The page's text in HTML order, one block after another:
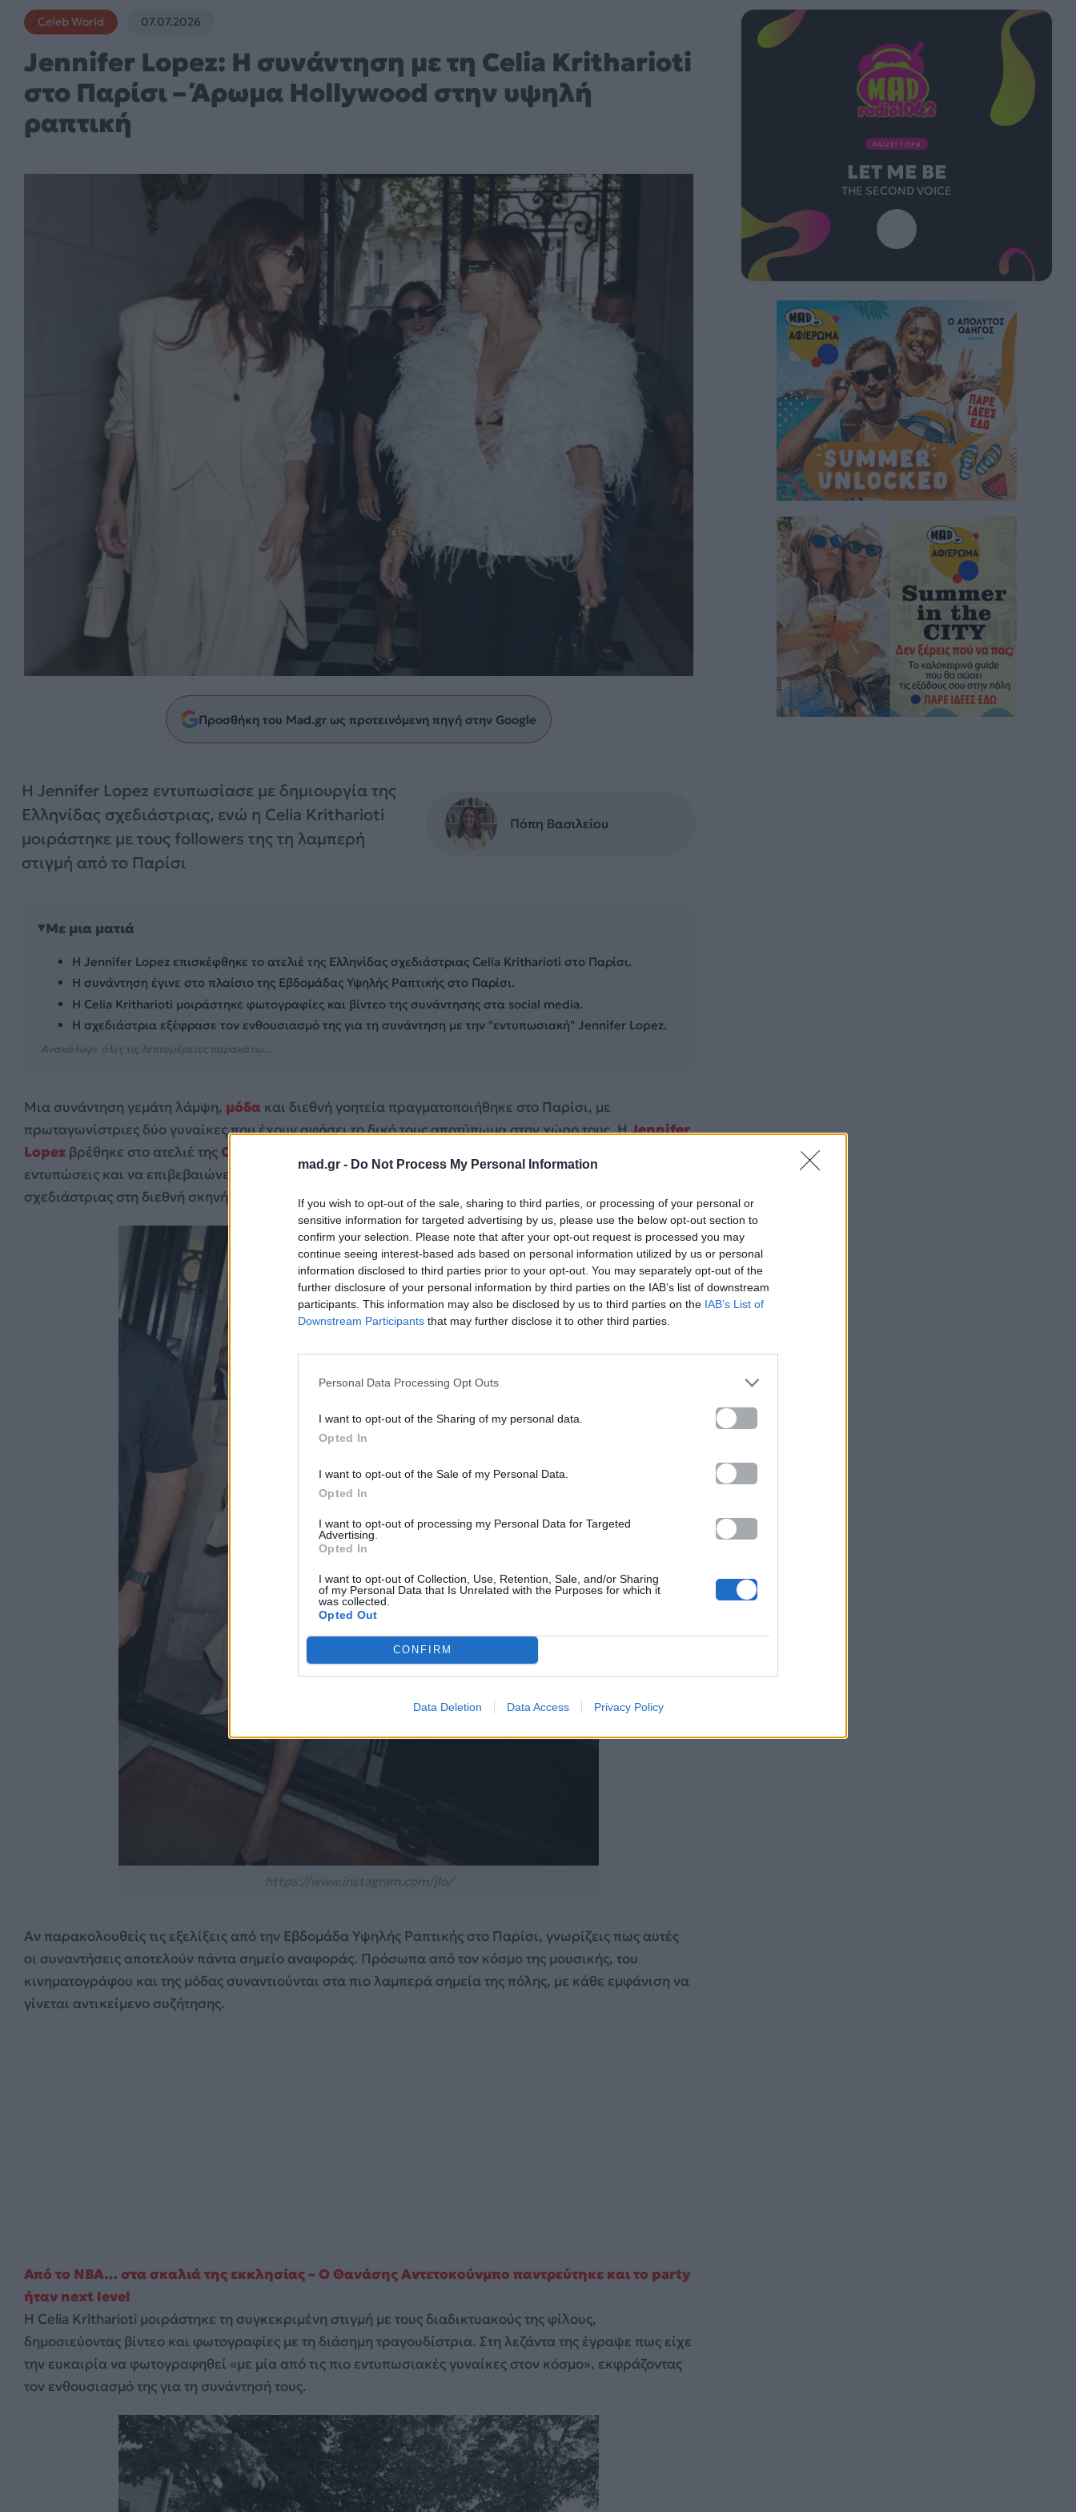
mad.gr - Do Not Process My Personal Information
If you wish to opt-out of the sale, sharing to third parties, or processing of your personal or
sensitive information for targeted advertising by us, please use the below opt-out section to
confirm your selection. Please note that after your opt-out request is processed you may
continue seeing interest-based ads based on personal information utilized by us or personal
information disclosed to third parties prior to your opt-out. You may separately opt-out of the
further disclosure of your personal information by third parties on the IAB’s list of downstream
participants. This information may also be disclosed by us to third parties on the IAB’s List of
Downstream Participants that may further disclose it to other third parties.
Personal Data Processing Opt Outs
I want to opt-out of the Sharing of my personal data.
Opted In
I want to opt-out of the Sale of my Personal Data.
Opted In
I want to opt-out of processing my Personal Data for Targeted
Advertising.
Opted In
I want to opt-out of Collection, Use, Retention, Sale, and/or Sharing
of my Personal Data that Is Unrelated with the Purposes for which it
was collected.
Opted Out
CONFIRM
Data Deletion Data Access Privacy Policy
Celeb World 07.07.2026
Jennifer Lopez: Η συνάντηση με τη Celia Kritharioti
στο Παρίσι – Άρωμα Hollywood στην υψηλή
ραπτική
Προσθήκη του Mad.gr ως προτεινόμενη πηγή στην Google
Η Jennifer Lopez εντυπωσίασε με δημιουργία της
Ελληνίδας σχεδιάστριας, ενώ η Celia Kritharioti
μοιράστηκε με τους followers της τη λαμπερή
στιγμή από το Παρίσι
Πόπη Βασιλείου
Με μια ματιά
Η Jennifer Lopez επισκέφθηκε το ατελιέ της Ελληνίδας σχεδιάστριας Celia Kritharioti στο Παρίσι.
Η συνάντηση έγινε στο πλαίσιο της Εβδομάδας Υψηλής Ραπτικής στο Παρίσι.
Η Celia Kritharioti μοιράστηκε φωτογραφίες και βίντεο της συνάντησης στα social media.
Η σχεδιάστρια εξέφρασε τον ενθουσιασμό της για τη συνάντηση με την "εντυπωσιακή" Jennifer Lopez.
Ανακάλυψε όλες τις λεπτομέρειες παρακάτω...
Μια συνάντηση γεμάτη λάμψη, μόδα και διεθνή γοητεία πραγματοποιήθηκε στο Παρίσι, με
πρωταγωνίστριες δύο γυναίκες που έχουν αφήσει το δικό τους αποτύπωμα στον χώρο τους. ΗJennifer
Lopez βρέθηκε στο ατελιέ της Celia Kritharioti
εντυπώσεις και να επιβεβαιώνει για ακόμη μία φορά τη δυναμική παρουσία της Ελληνίδας
σχεδιάστριας στη διεθνή σκηνή της μόδας.
Αν παρακολουθείς τις εξελίξεις από την Εβδομάδα Υψηλής Ραπτικής στο Παρίσι, γνωρίζεις πως αυτές
οι συναντήσεις αποτελούν πάντα σημείο αναφοράς. Πρόσωπα από τον κόσμο της μουσικής, του
κινηματογράφου και της μόδας συναντιούνται στα πιο λαμπερά σημεία της πόλης, με κάθε εμφάνιση να
γίνεται αντικείμενο συζήτησης.
Από το NBA… στα σκαλιά της εκκλησίας – Ο Θανάσης Αντετοκούνμπο παντρεύτηκε και το party
ήταν next level
Η Celia Kritharioti μοιράστηκε τη συγκεκριμένη στιγμή με τους διαδικτυακούς της φίλους,
δημοσιεύοντας βίντεο και φωτογραφίες με τη διάσημη τραγουδίστρια. Στη λεζάντα της έγραψε πως είχε
την ευκαιρία να φωτογραφηθεί «με μία από τις πιο εντυπωσιακές γυναίκες στον κόσμο», εκφράζοντας
τον ενθουσιασμό της για τη συνάντησή τους.
ΠΑΙΖΕΙ ΤΩΡΑ
LET ME BE
THE SECOND VOICE